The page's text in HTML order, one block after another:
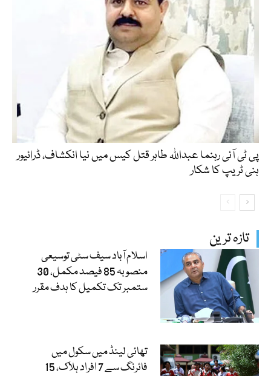
تازہ ترین
اسلام آباد سیف سٹی توسیعی
منصوبہ 85 فیصد مکمل، 30
ستمبر تک تکمیل کا ہدف مقرر
تھائی لینڈ میں سکول میں
فائرنگ سے 7 افراد ہلاک، 15
پی ٹی آئی رہنما عبداللہ طاہر قتل کیس میں نیا انکشاف، ڈرائیور
ہنی ٹریپ کا شکار